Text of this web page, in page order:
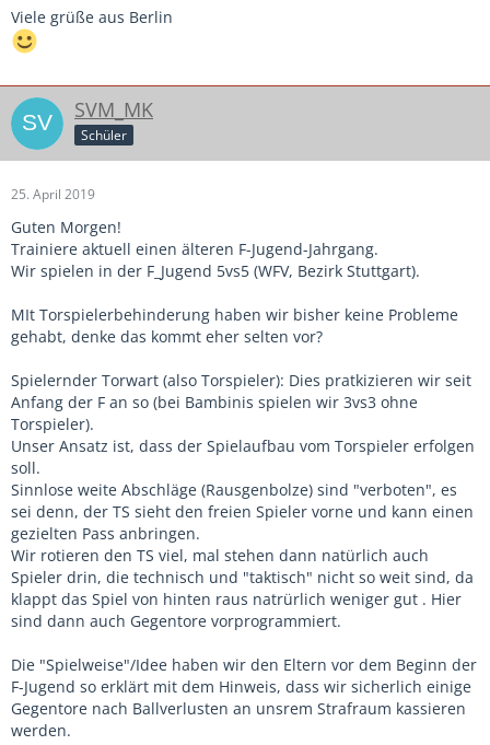
Viele grüße aus Berlin
SVM_MK
Schüler
25. April 2019
Guten Morgen!
Trainiere aktuell einen älteren F-Jugend-Jahrgang.
Wir spielen in der F_Jugend 5vs5 (WFV, Bezirk Stuttgart).
MIt Torspielerbehinderung haben wir bisher keine Probleme
gehabt, denke das kommt eher selten vor?
Spielernder Torwart (also Torspieler): Dies pratkizieren wir seit
Anfang der F an so (bei Bambinis spielen wir 3vs3 ohne
Torspieler).
Unser Ansatz ist, dass der Spielaufbau vom Torspieler erfolgen
soll.
Sinnlose weite Abschläge (Rausgenbolze) sind "verboten", es
sei denn, der TS sieht den freien Spieler vorne und kann einen
gezielten Pass anbringen.
Wir rotieren den TS viel, mal stehen dann natürlich auch
Spieler drin, die technisch und "taktisch" nicht so weit sind, da
klappt das Spiel von hinten raus natrürlich weniger gut . Hier
sind dann auch Gegentore vorprogrammiert.
Die "Spielweise"/Idee haben wir den Eltern vor dem Beginn der
F-Jugend so erklärt mit dem Hinweis, dass wir sicherlich einige
Gegentore nach Ballverlusten an unsrem Strafraum kassieren
werden.